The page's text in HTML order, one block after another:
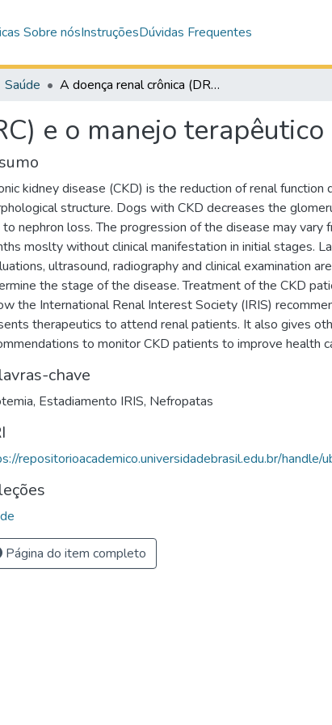
Sobre nósInstruçõesDúvidas Frequentes
Saúde A doença renal crônica (DRC) e o manejo terapêutico do paciente renal
e o manejo
kidney disease (CKD) is the reduction of renal function
structure. Dogs with CKD decreases the
to nephron loss. The progression of the disease may vary
moslty without clinical manifestation in initial stages.
ultrasound, radiography and clinical examination
the stage of the disease. Treatment of the CKD
the International Renal Interest Society (IRIS)
therapeutics to attend renal patients. It also gives
to monitor CKD patients to improve health
chave
, Estadiamento IRIS, Nefropatas
repositorioacademico.universidadebrasil.edu.br/handle/
Página do item completo